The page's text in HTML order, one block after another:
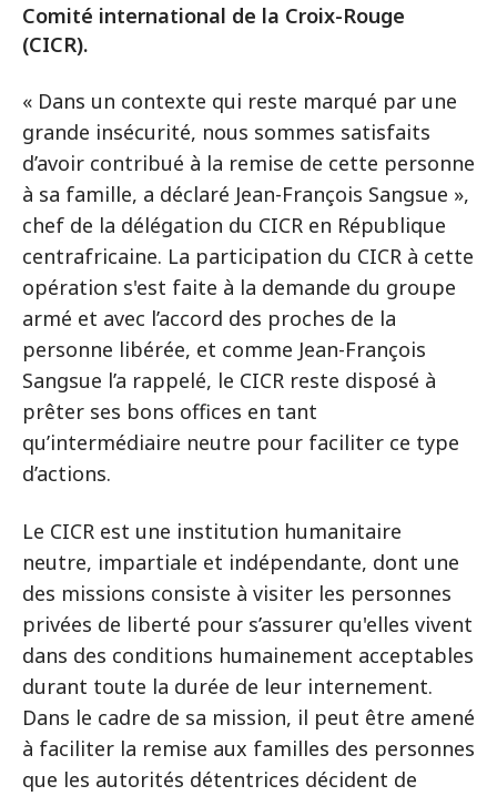
Comité international de la Croix-Rouge
(CICR).
« Dans un contexte qui reste marqué par une
grande insécurité, nous sommes satisfaits
d’avoir contribué à la remise de cette personne
à sa famille, a déclaré Jean-François Sangsue »,
chef de la délégation du CICR en République
centrafricaine. La participation du CICR à cette
opération s'est faite à la demande du groupe
armé et avec l’accord des proches de la
personne libérée, et comme Jean-François
Sangsue l’a rappelé, le CICR reste disposé à
prêter ses bons offices en tant
qu’intermédiaire neutre pour faciliter ce type
d’actions.
Le CICR est une institution humanitaire
neutre, impartiale et indépendante, dont une
des missions consiste à visiter les personnes
privées de liberté pour s’assurer qu'elles vivent
dans des conditions humainement acceptables
durant toute la durée de leur internement.
Dans le cadre de sa mission, il peut être amené
à faciliter la remise aux familles des personnes
que les autorités détentrices décident de